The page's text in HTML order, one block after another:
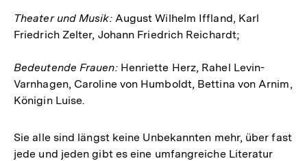
Theater und Musik:August Wilhelm Iffland, Karl
Friedrich Zelter, Johann Friedrich Reichardt;
Bedeutende Frauen:Henriette Herz, Rahel Levin-
Varnhagen, Caroline von Humboldt, Bettina von Arnim,
Königin Luise.
Sie alle sind längst keine Unbekannten mehr, über fast
jede und jeden gibt es eine umfangreiche Literatur